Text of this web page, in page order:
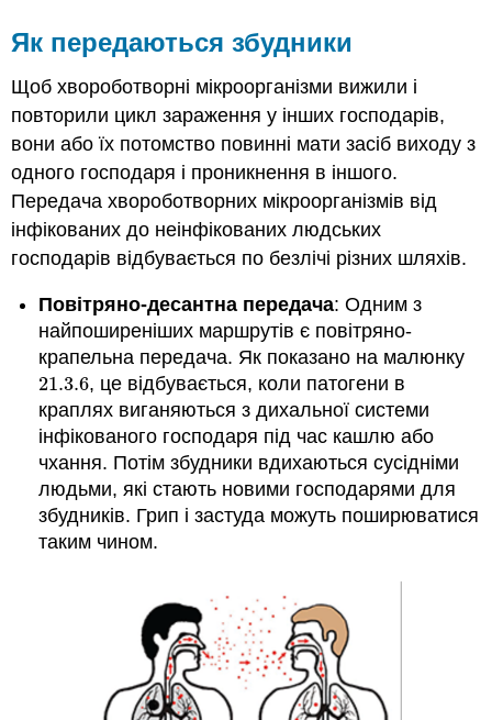
Як передаються збудники
Щоб хвороботворні мікроорганізми вижили і
повторили цикл зараження у інших господарів,
вони або їх потомство повинні мати засіб виходу з
одного господаря і проникнення в іншого.
Передача хвороботворних мікроорганізмів від
інфікованих до неінфікованих людських
господарів відбувається по безлічі різних шляхів.
Повітряно-десантна передача: Одним з
найпоширеніших маршрутів є повітряно-
крапельна передача. Як показано на малюнку
21.3.6
21.3.6, це відбувається, коли патогени в
краплях виганяються з дихальної системи
інфікованого господаря під час кашлю або
чхання. Потім збудники вдихаються сусідніми
людьми, які стають новими господарями для
збудників. Грип і застуда можуть поширюватися
таким чином.